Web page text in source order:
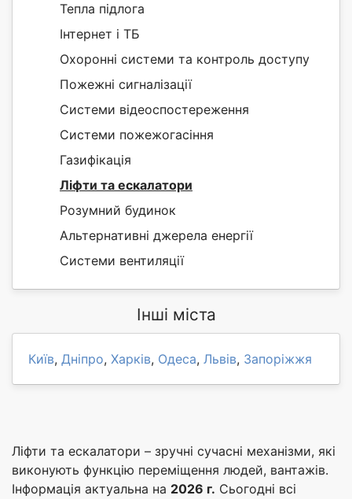
Тепла підлога
Інтернет і ТБ
Охоронні системи та контроль доступу
Пожежні сигналізації
Системи відеоспостереження
Системи пожежогасіння
Газифікація
Ліфти та ескалатори
Розумний будинок
Альтернативні джерела енергії
Системи вентиляції
Інші міста
Київ, Дніпро, Харків, Одеса, Львів, Запоріжжя
Ліфти та ескалатори – зручні сучасні механізми, які
виконують функцію переміщення людей, вантажів.
Інформація актуальна на 2026 г. Сьогодні всі